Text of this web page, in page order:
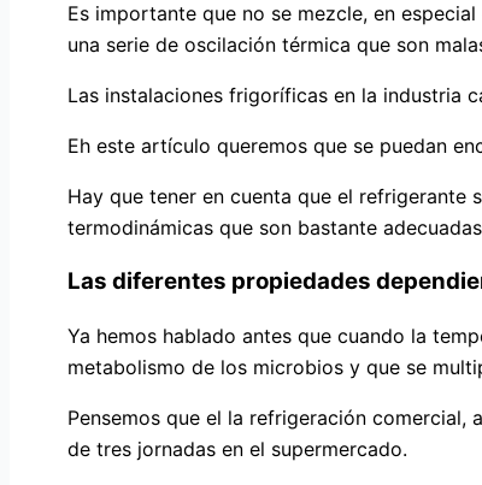
Es importante que no se mezcle, en
una serie de oscilación térmica que son
Las instalaciones frigoríficas en la industria
Eh este artículo queremos que se puedan
Hay que tener en cuenta que el refrigerante
termodinámicas que son bastante
Las diferentes propiedades
Ya hemos hablado antes que cuando la
metabolismo de los microbios y que se
Pensemos que el la refrigeración comercial,
de tres jornadas en el supermercado.